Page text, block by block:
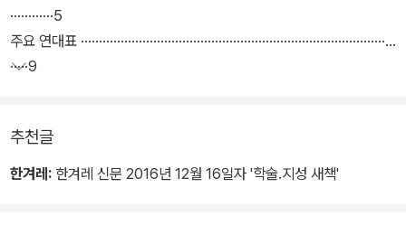
도에만 초점을 둔 것이 아니라 인간의 미덕에 바탕을 둔 탁월하고 훌
륭한 윤리적 공동체를 추구하기 때문이고, ‘이상적’인 것은 구체적인
법과 제도의 문제를 고심하지만 그것이 단순히 기교적 실무에 매몰되
············5
주요 연대표 ·······················································································
·····9
추천글
한겨레: 한겨레 신문 2016년 12월 16일자 '학술.지성 새책'